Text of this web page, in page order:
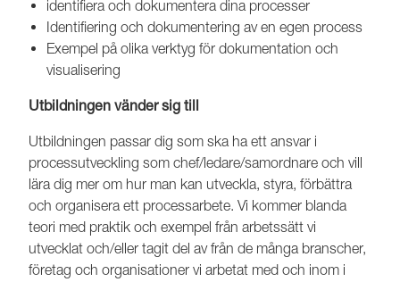
identifiera och dokumentera dina processer
Identifiering och dokumentering av en egen process
Exempel på olika verktyg för dokumentation och
visualisering
Utbildningen vänder sig till
Utbildningen passar dig som ska ha ett ansvar i
processutveckling som chef/ledare/samordnare och vill
lära dig mer om hur man kan utveckla, styra, förbättra
och organisera ett processarbete. Vi kommer blanda
teori med praktik och exempel från arbetssätt vi
utvecklat och/eller tagit del av från de många branscher,
företag och organisationer vi arbetat med och inom i